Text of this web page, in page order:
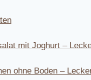
mit Joghurt –
ohne Boden –